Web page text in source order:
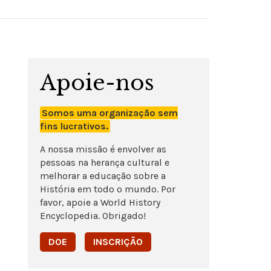
Apoie-nos
Somos uma organização sem
fins lucrativos.
A nossa missão é envolver as
pessoas na herança cultural e
melhorar a educação sobre a
História em todo o mundo. Por
favor, apoie a World History
Encyclopedia. Obrigado!
DOE INSCRIÇÃO